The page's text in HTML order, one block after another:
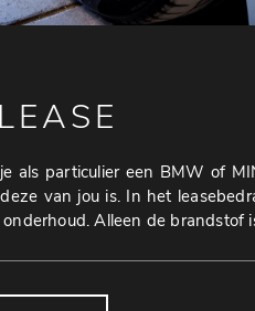
als particulier een BMW of
van jou is. In het
Alleen de brandstof